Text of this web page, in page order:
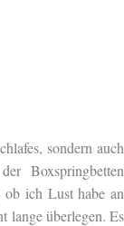
sondern auch
Boxspringbetten
ich Lust habe an
lange überlegen. Es